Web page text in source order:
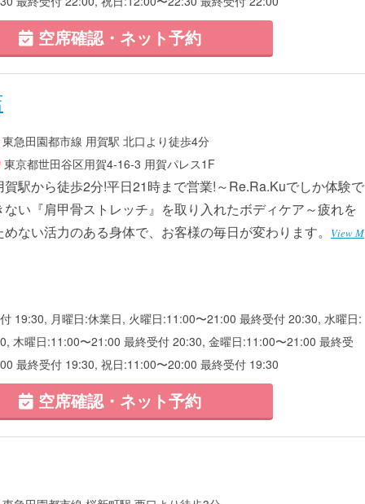
空席確認・ネット予約
東急田園都市線 用賀駅 北口より徒歩4分
東京都世田谷区用賀4-16-3 用賀パレス1F
賀駅から徒歩2分!平日21時まで営業!～Re.Ra.Kuでしか体験で
ない『肩甲骨ストレッチ』を取り入れたボディケア～疲れを
めない活力のある身体で、お客様の毎日が変わります。
View M
19:30, 月曜日:休業日, 火曜日:11:00〜21:00 最終受付 20:30, 水曜日:
木曜日:11:00〜21:00 最終受付 20:30, 金曜日:11:00〜21:00 最終受
最終受付 19:30, 祝日:11:00〜20:00 最終受付 19:30
空席確認・ネット予約